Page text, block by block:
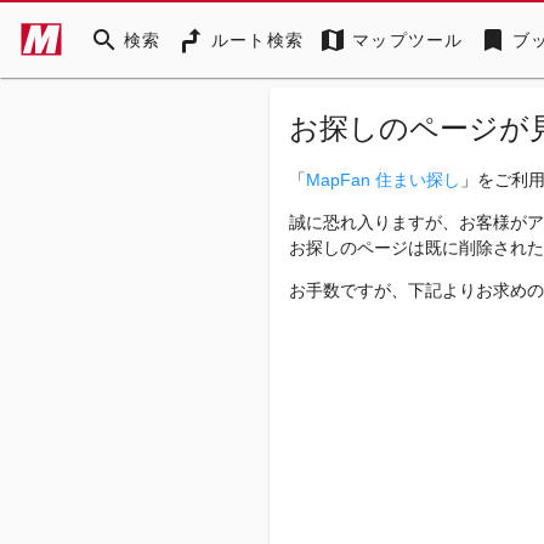
search 検索 ルート検索 map マップツール bookmark ブ
お探しのページが
「MapFan 住まい探し 」をご利
誠に恐れ入りますが、お客様が
お探しのページは既に削除され
お手数ですが、下記よりお求め